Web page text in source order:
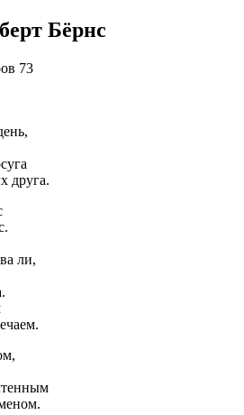
Бёрнс
73
друга.
ли,